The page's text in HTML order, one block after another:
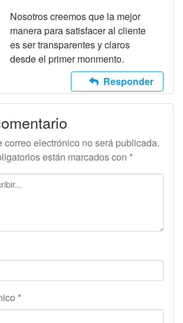
Nosotros creemos que la mejor
manera para satisfacer al cliente
es ser transparentes y claros
desde el primer monmento.
Responder
correo electrónico no será publicada.
están marcados con *
*